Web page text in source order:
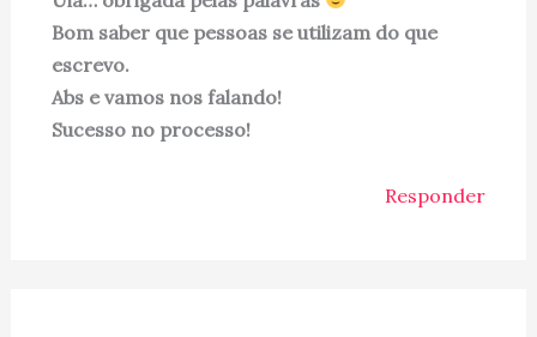
Bom saber que pessoas se utilizam do que
escrevo.
Abs e vamos nos falando!
Sucesso no processo!
Responder